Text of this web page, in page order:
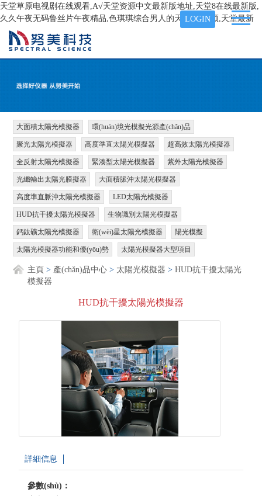
天堂草原电视剧在线观看,А√天堂资源中文最新版地址,天堂8在线最新版,
久久午夜无码鲁丝片午夜精品,色琪琪综合男人的天堂AⅤ视频,天堂最新
LOGIN
大面積太陽光模擬器 環(huán)境光模擬光源產(chǎn)品
聚光太陽光模擬器 高度準直太陽光模擬器 超高效太陽光模擬器
全反射太陽光模擬器 緊湊型太陽光模擬器 紫外太陽光模擬器
光纖輸出太陽光膜擬器 大面積脈沖太陽光模擬器
高度準直脈沖太陽光模擬器 LED太陽光模擬器
HUD抗干擾太陽光模擬器 生物識別太陽光模擬器
鈣鈦礦太陽光模擬器 衛(wèi)星太陽光模擬器 陽光模擬
太陽光模擬器功能和優(yōu)勢 太陽光模擬器大型項目
主頁 > 產(chǎn)品中心 > 太陽光模擬器 >HUD抗干擾太陽光
模擬器
HUD抗干擾太陽光模擬器
詳細信息
參數(shù)：